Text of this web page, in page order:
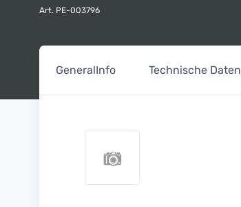
Art. PE-003796
GeneralInfo Technische Daten